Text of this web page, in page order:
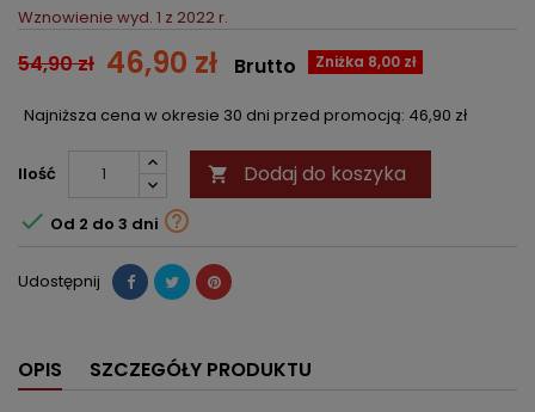
Wznowienie wyd. 1 z 2022 r.
54,90 zł 46,90 zł Zniżka 8,00 zł
Brutto
Najniższa cena w okresie 30 dni przed promocją: 46,90 zł
Ilość  Dodaj do koszyka
 Od 2 do 3 dni 
Udostępnij
OPIS SZCZEGÓŁY PRODUKTU